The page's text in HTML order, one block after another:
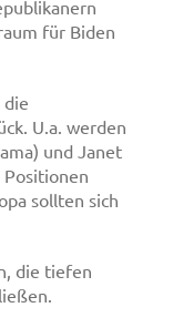
für Biden
U.a. werden
und Janet
Positionen
sollten sich
die tiefen